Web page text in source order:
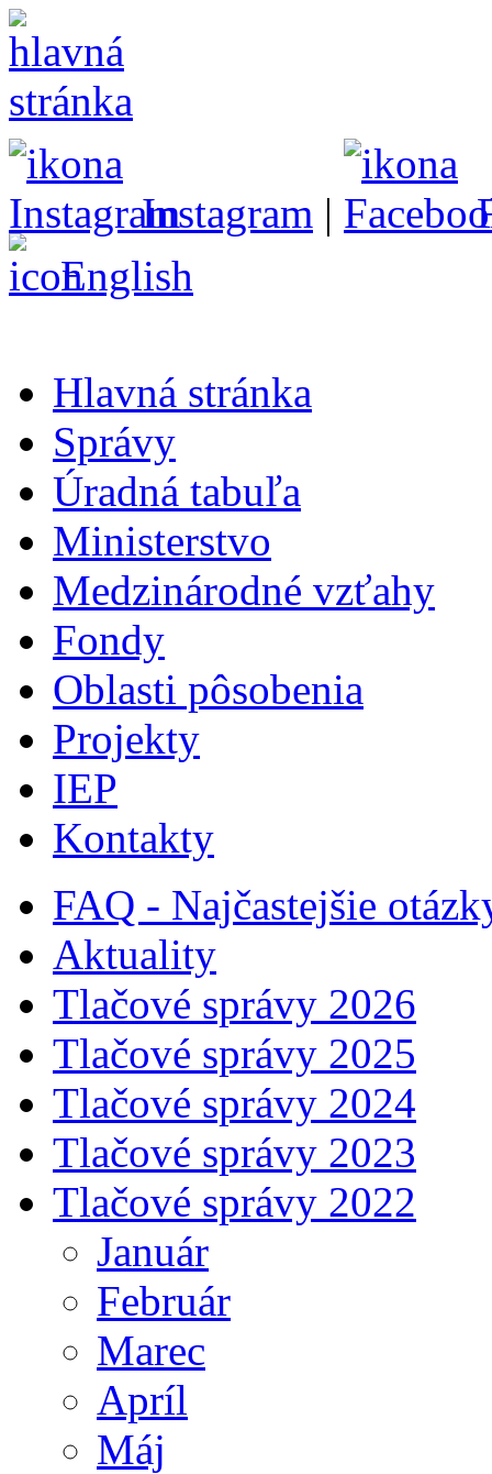
Instagram |
English
Hlavná stránka
Správy
Úradná tabuľa
Ministerstvo
Medzinárodné vzťahy
Fondy
Oblasti pôsobenia
Projekty
IEP
Kontakty
FAQ - Najčastejšie
Aktuality
Tlačové správy 2026
Tlačové správy 2025
Tlačové správy 2024
Tlačové správy 2023
Tlačové správy 2022
Január
Február
Marec
Apríl
Máj